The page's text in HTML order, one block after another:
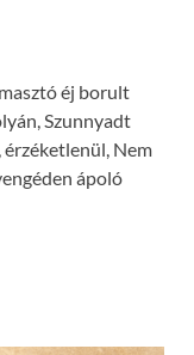
éj borult
Szunnyadt
érzéketlenül, Nem
ápoló